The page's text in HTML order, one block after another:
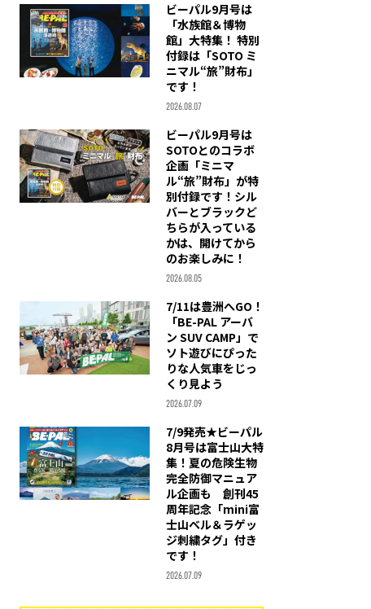
ビーパル9月号は
「水族館＆博物
館」大特集！ 特別
付録は「SOTO ミ
ニマル“旅”財布」
です！
2026.08.07
ビーパル9月号は
SOTOとのコラボ
企画「ミニマ
ル“旅”財布」が特
別付録です！シル
バーとブラックど
ちらが入っている
かは、開けてから
のお楽しみに！
2026.08.05
7/11は豊洲へGO！
「BE-PAL アーバ
ン SUV CAMP」で
ソト遊びにぴった
りな人気車をじっ
くり見よう
2026.07.09
7/9発売★ビーパル
8月号は富士山大特
集！夏の危険生物
完全防御マニュア
ル企画も 創刊45
周年記念「mini富
士山ベル＆ラゲッ
ジ刺繍タグ」付き
です！
2026.07.09